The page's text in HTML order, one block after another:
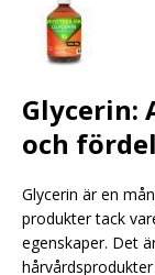
Glycerin:
och
Glycerin är en
produkter tack
egenskaper. Det